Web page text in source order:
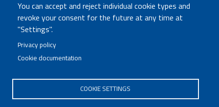
You can accept and reject individual cookie types and
revoke your consent for the future at any time at
"Settings".
Privacy policy
Cookie documentation
COOKIE SETTINGS
COMUNICA CON NOI
Urp
Posta elettronica certificata
Sedi e contatti
Governo Italiano
Tutti i diritti riservati © 2020